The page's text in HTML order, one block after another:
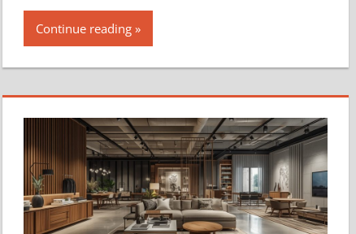
Continue reading